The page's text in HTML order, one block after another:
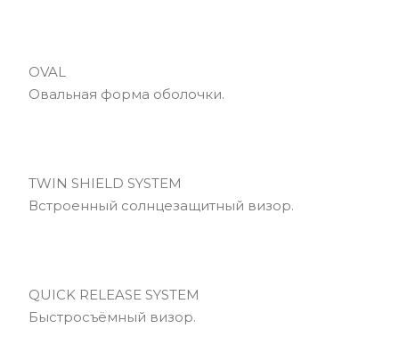
OVAL
Овальная форма оболочки.
TWIN SHIELD SYSTEM
Встроенный солнцезащитный визор.
QUICK RELEASE SYSTEM
Быстросъёмный визор.